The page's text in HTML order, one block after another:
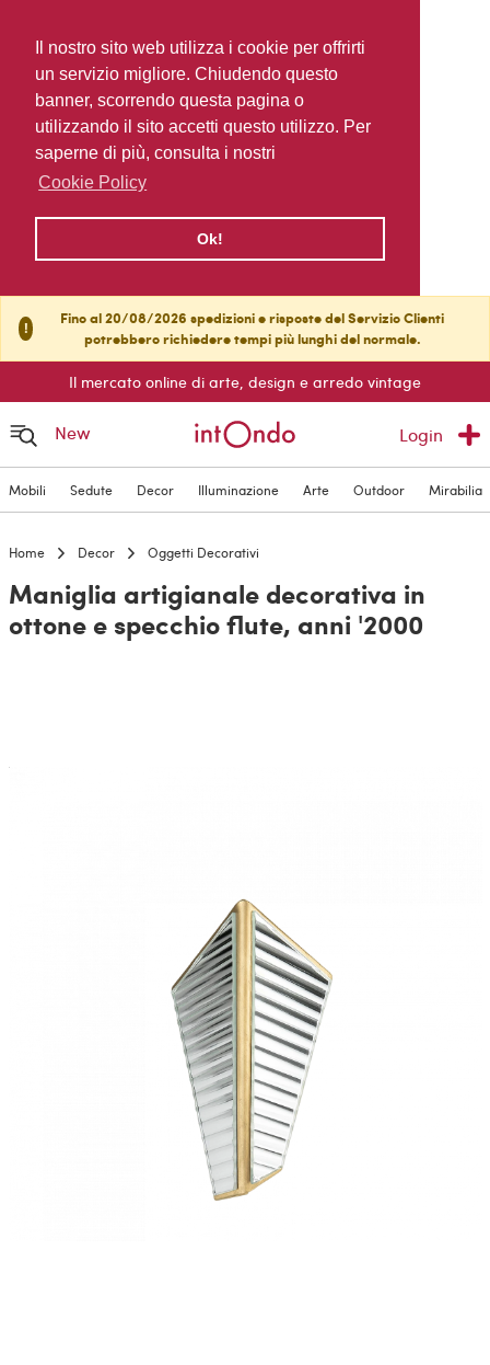
Il nostro sito web utilizza i cookie per offrirti
un servizio migliore. Chiudendo questo
banner, scorrendo questa pagina o
utilizzando il sito accetti questo utilizzo. Per
saperne di più, consulta i nostri
Cookie Policy
Ok!
!
Fino al 20/08/2026 spedizioni e risposte del Servizio Clienti
potrebbero richiedere tempi più lunghi del normale.
Il mercato online di arte, design e arredo vintage
New Login
Mobili Sedute Decor Illuminazione Arte Outdoor Mirabilia
Home Decor Oggetti Decorativi
Maniglia artigianale decorativa in
ottone e specchio flute, anni '2000